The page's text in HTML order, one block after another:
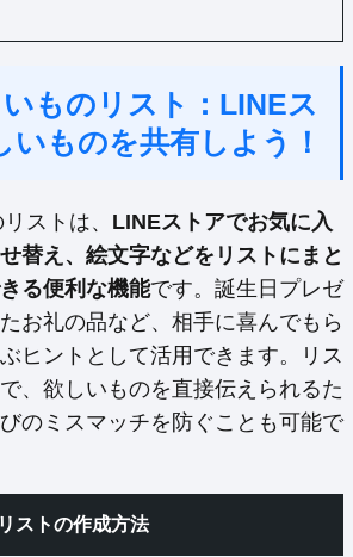
ものリスト：LINEス
いものを共有しよう！
ストは、 LINEストアでお気に入
替え、絵文字などをリストにまと
る便利な機能です。誕生日プレゼ
お礼の品など、相手に喜んでもら
ヒントとして活用できます。リス
、欲しいものを直接伝えられるた
のミスマッチを防ぐことも可能で
ストの作成方法